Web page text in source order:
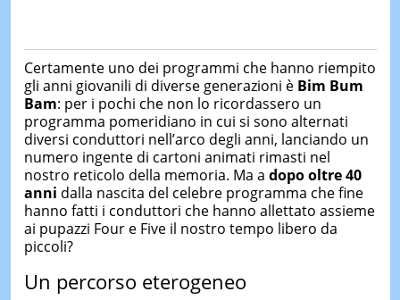
Certamente uno dei programmi che hanno riempito
gli anni giovanili di diverse generazioni è Bim Bum
Bam: per i pochi che non lo ricordassero un
programma pomeridiano in cui si sono alternati
diversi conduttori nell’arco degli anni, lanciando un
numero ingente di cartoni animati rimasti nel
nostro reticolo della memoria. Ma a dopo oltre 40
anni dalla nascita del celebre programma che fine
hanno fatti i conduttori che hanno allettato assieme
ai pupazzi Four e Five il nostro tempo libero da
piccoli?
Un percorso eterogeneo